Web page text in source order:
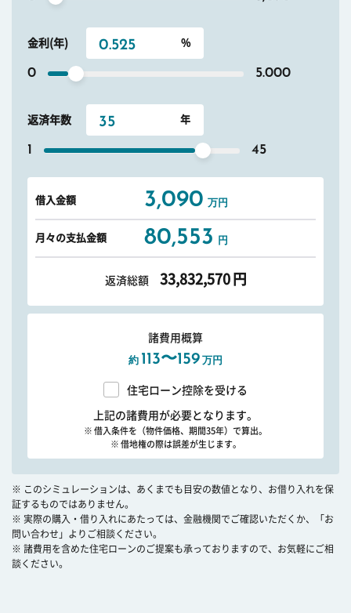
金利(年)
0 5.000
返済年数
1 45
借入金額 3,090 万円
月々の支払金額 80,553 円
返済総額 33,832,570 円
諸費用概算
約 113〜159 万円
住宅ローン控除を受ける
上記の諸費用が必要となります。
※ 借入条件を（物件価格、期間35年）で算出。
※ 借地権の際は誤差が生じます。
※ このシミュレーションは、あくまでも目安の数値となり、お借り入れを保
証するものではありません。
※ 実際の購入・借り入れにあたっては、金融機関でご確認いただくか、「お
問い合わせ」よりご相談ください。
※ 諸費用を含めた住宅ローンのご提案も承っておりますので、お気軽にご相
談ください。